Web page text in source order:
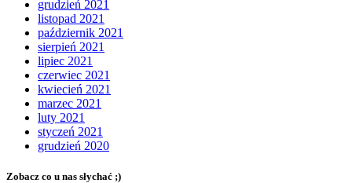
grudzień 2021
listopad 2021
październik 2021
sierpień 2021
lipiec 2021
czerwiec 2021
kwiecień 2021
marzec 2021
luty 2021
styczeń 2021
grudzień 2020
Zobacz co u nas słychać ;)